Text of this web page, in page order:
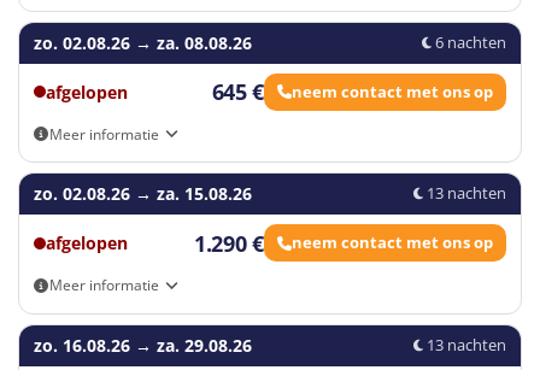
Alternatieve sportkampen in
Vught!
Bij Health City Vught kun je deelnemen aan
padelof eenvoetbalkamp. Zo kun je samen met je
vrienden en familie op kamp!
Deze reis wordt georganiseerd in samenwerking met SimonSPORT.
Eigen vervoer
zo. 02.08.26 → za. 08.08.26 6 nachten
afgelopen 645 € neem contact met ons op
Meer informatie
Eigen vervoer
zo. 02.08.26 → za. 15.08.26 13 nachten
afgelopen 1.290 € neem contact met ons op
Meer informatie
Eigen vervoer
zo. 16.08.26 → za. 29.08.26 13 nachten